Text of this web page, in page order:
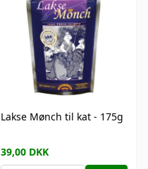
Lakse Mønch til kat - 175g
39,00 DKK